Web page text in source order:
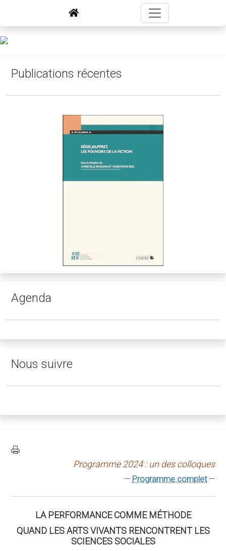
Programme 2024 : un des colloques
— Programme complet—
LA PERFORMANCE COMME MÉTHODE
QUAND LES ARTS VIVANTS RENCONTRENT LES
SCIENCES SOCIALES
Publications récentes
Agenda
Nous suivre